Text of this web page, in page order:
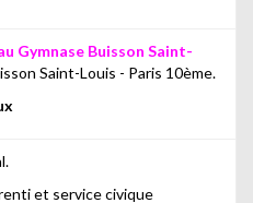
Gymnase Buisson Saint-
Saint-Louis - Paris 10ème.
et service civique